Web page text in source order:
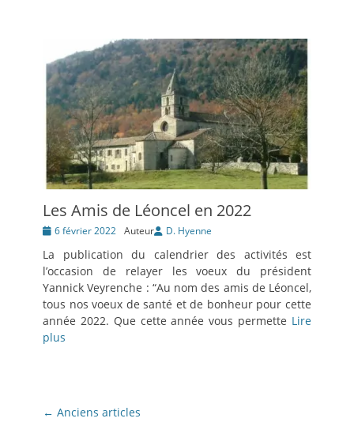
Les Amis de Léoncel en 2022
Posté6 février 2022 Auteur D. Hyenne
La publication du calendrier des activités est
l’occasion de relayer les voeux du président
Yannick Veyrenche : “Au nom des amis de Léoncel,
tous nos voeux de santé et de bonheur pour cette
année 2022. Que cette année vous permette Lire
plus
Navigation
← Anciens articles